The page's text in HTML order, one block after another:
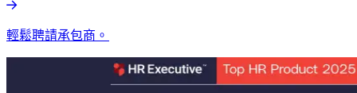
輕鬆聘請承包商。​​